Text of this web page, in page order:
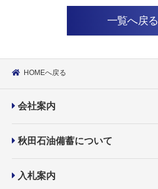
一覧へ戻る
HOMEへ戻る
会社案内
秋田石油備蓄について
入札案内